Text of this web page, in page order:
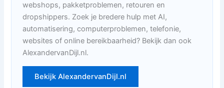
webshops, pakketproblemen, retouren en
dropshippers. Zoek je bredere hulp met AI,
automatisering, computerproblemen, telefonie,
websites of online bereikbaarheid? Bekijk dan ook
AlexandervanDijl.nl.
Bekijk AlexandervanDijl.nl